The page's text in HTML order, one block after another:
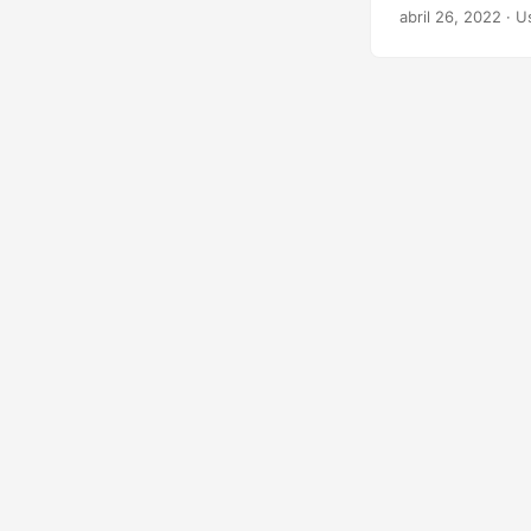
ou remover
abril 26, 2022 ·